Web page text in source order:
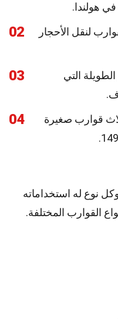
هولندا.
02
لنقل الأحجار
03
التي
04
قوارب صغيرة
نوع له استخداماته
القوارب المختلفة.